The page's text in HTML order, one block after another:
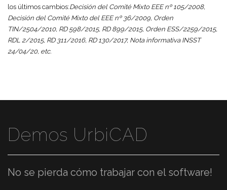
los últimos cambios:Decisión del Comité Mixto EEE nº 105/2008,
Decisión del Comité Mixto del EEE nº 36/2009, Orden
TIN/2504/2010, RD 598/2015, RD 899/2015, Orden ESS/2259/2015,
RDL 2/2015, RD 311/2016, RD 130/2017, Nota informativa INSST
24/04/20, etc.
Demos UrbiCAD
No se pierda cómo trabajar con el software!